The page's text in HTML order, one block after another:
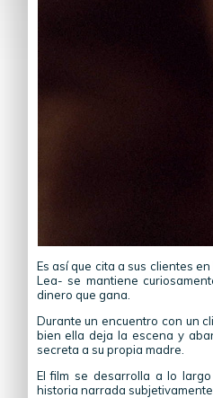
Es así que cita a sus clientes
Lea- se mantiene
dinero que gana.
Durante un encuentro con un
bien ella deja la escena y
secreta a su propia madre.
El film se desarrolla a lo
historia narrada